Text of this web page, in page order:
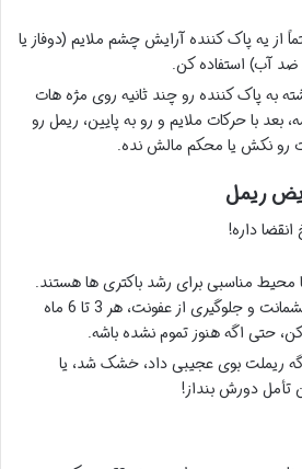
از یه پاک کننده آرایش چشم ملایم (دوفاز یا
ضد آب) استفاده کن.
به پاک کننده رو چند ثانیه روی مژه هات
بعد با حرکات ملایم و رو به پایین، ریمل رو
رو نکش یا محکم مالش نده.
ریمل
داره!
محیط مناسبی برای رشد باکتری ها هستند.
برای حفظ بهداشت چشمانت و جلوگیری از عفونت، هر 3 تا 6 ماه
حتی اگه هنوز تموم نشده باشه.
ریملت بوی عجیبی داد، خشک شد، یا
تأمل دورش بنداز!